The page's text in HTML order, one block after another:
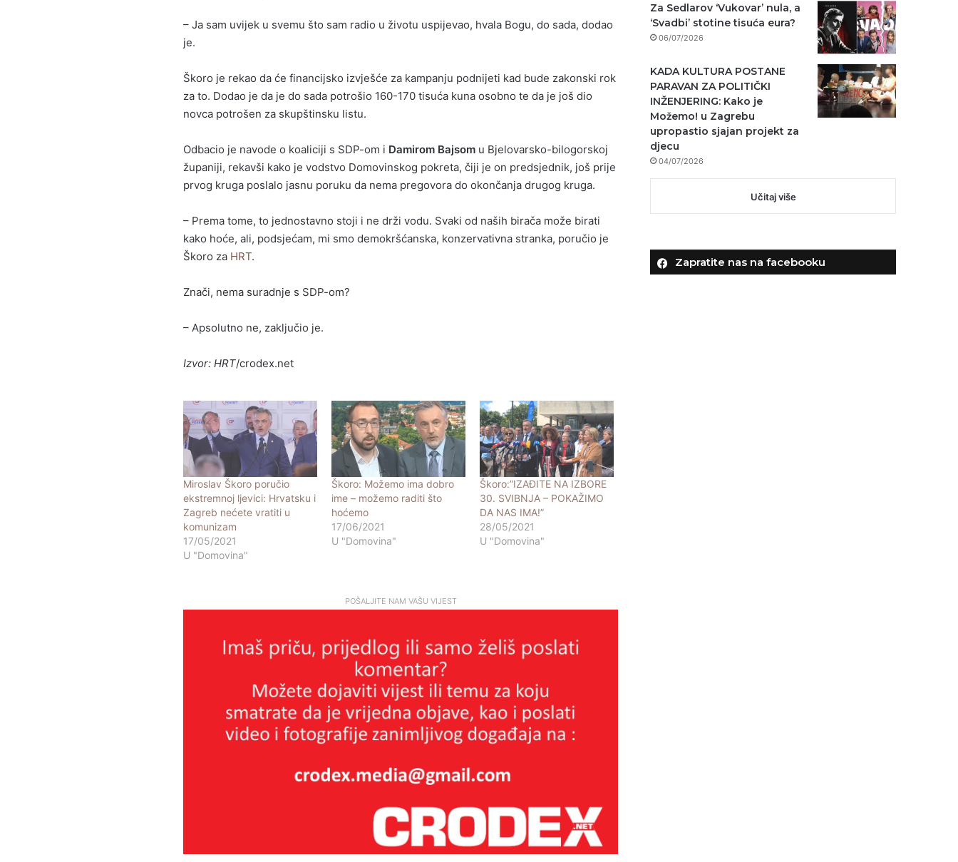
– Ja sam uvijek u svemu što sam radio u životu uspijevao, hvala Bogu, do sada, dodao
je.
Škoro je rekao da će financijsko izvješće za kampanju podnijeti kad bude zakonski rok
za to. Dodao je da je do sada potrošio 160-170 tisuća kuna osobno te da je još dio
novca potrošen za skupštinsku listu.
Odbacio je navode o koaliciji s SDP-om i Damirom Bajsom u Bjelovarsko-bilogorskoj
županiji, rekavši kako je vodstvo Domovinskog pokreta, čiji je on predsjednik, još prije
prvog kruga poslalo jasnu poruku da nema pregovora do okončanja drugog kruga.
– Prema tome, to jednostavno stoji i ne drži vodu. Svaki od naših birača može birati
kako hoće, ali, podsjećam, mi smo demokršćanska, konzervativna stranka, poručio je
Škoro za HRT.
Znači, nema suradnje s SDP-om?
– Apsolutno ne, zaključio je.
Izvor: HRT/crodex.net
Miroslav Škoro poručio
ekstremnoj ljevici: Hrvatsku i
Zagreb nećete vratiti u
komunizam
17/05/2021
U "Domovina"
Škoro: Možemo ima dobro
ime – možemo raditi što
hoćemo
17/06/2021
U "Domovina"
Škoro:”IZAĐITE NA IZBORE
30. SVIBNJA – POKAŽIMO
DA NAS IMA!”
28/05/2021
U "Domovina"
POŠALJITE NAM VAŠU VIJEST
LAŽNI JUBILEJ
Egipćanina otvara ozbiljna pitanja o
radu institucija
Grmoja nakon vala prijetnji od
Za Sedlarov ‘Vukovar’ nula, a
‘Svadbi’ stotine tisuća eura?
06/07/2026
KADA KULTURA POSTANE
PARAVAN ZA POLITIČKI
INŽENJERING: Kako je
Možemo! u Zagrebu
upropastio sjajan projekt za
djecu
04/07/2026
Učitaj više
Zapratite nas na facebooku